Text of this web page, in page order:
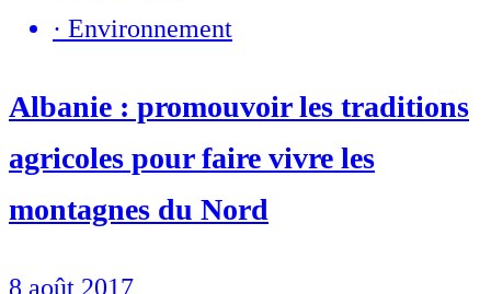
· Environnement
Albanie : promouvoir les traditions
agricoles pour faire vivre les
montagnes du Nord
8 août 2017